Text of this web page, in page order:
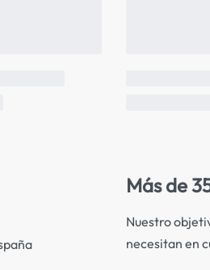
Más de
Nuestro
necesitan en